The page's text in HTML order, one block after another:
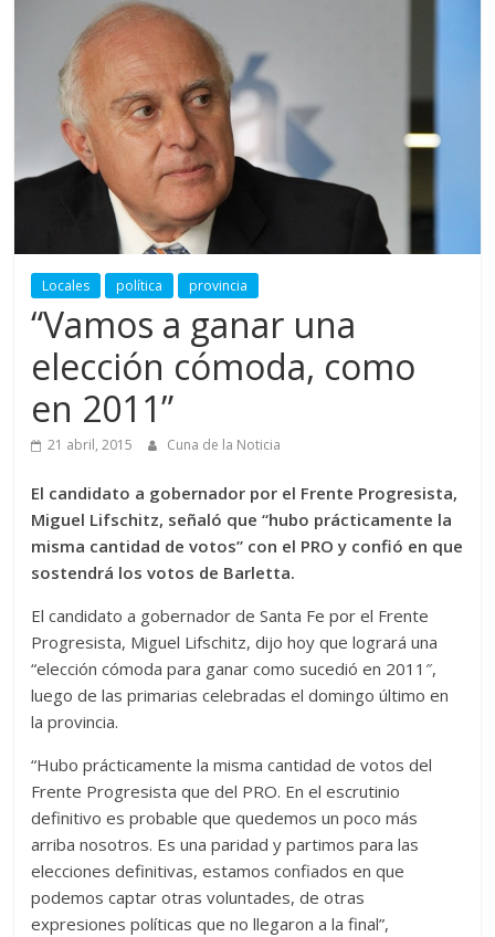
Locales política provincia
“Vamos a ganar una
elección cómoda, como
en 2011”
21 abril, 2015 Cuna de la Noticia
El candidato a gobernador por el Frente Progresista,
Miguel Lifschitz, señaló que “hubo prácticamente la
misma cantidad de votos” con el PRO y confió en que
sostendrá los votos de Barletta.
El candidato a gobernador de Santa Fe por el Frente
Progresista, Miguel Lifschitz, dijo hoy que logrará una
“elección cómoda para ganar como sucedió en 2011″,
luego de las primarias celebradas el domingo último en
la provincia.
“Hubo prácticamente la misma cantidad de votos del
Frente Progresista que del PRO. En el escrutinio
definitivo es probable que quedemos un poco más
arriba nosotros. Es una paridad y partimos para las
elecciones definitivas, estamos confiados en que
podemos captar otras voluntades, de otras
expresiones políticas que no llegaron a la final”,